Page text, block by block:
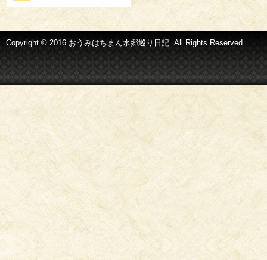
Copyright © 2016 おうみはちまん水郷巡り日記. All Rights Reserved.